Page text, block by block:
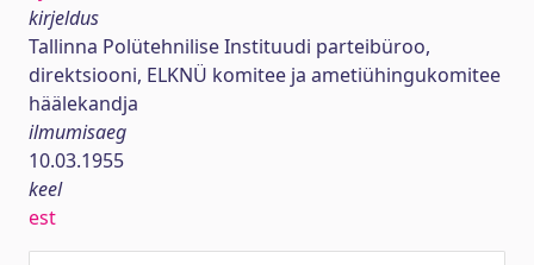
kirjeldus
Tallinna Polütehnilise Instituudi parteibüroo,
direktsiooni, ELKNÜ komitee ja ametiühingukomitee
häälekandja
ilmumisaeg
10.03.1955
keel
est